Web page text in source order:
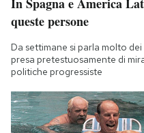
In Spagna e America
queste persone
Da settimane si parla molto
presa pretestuosamente di
politiche progressiste